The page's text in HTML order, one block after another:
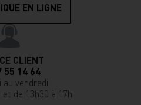
EN LIGNE
CLIENT
55 14 64
au vendredi
et de 13h30 à 17h